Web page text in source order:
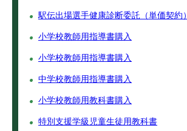
駅伝出場選手健康診断委託（単価契約）
小学校教師用指導書購入
小学校教師用指導書購入
中学校教師用指導書購入
小学校教師用教科書購入
特別支援学級児童生徒用教科書